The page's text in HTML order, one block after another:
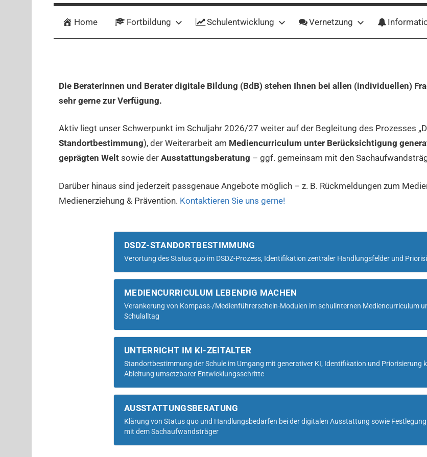
Home Fortbildung Schulentwicklung Vernetzung
Die Beraterinnen und Berater digitale Bildung (BdB) stehen Ihnen bei allen (individuellen)
sehr gerne zur Verfügung.
Aktiv liegt unser Schwerpunkt im Schuljahr 2026/27 weiter auf der Begleitung des Prozesses
Standortbestimmung), der Weiterarbeit am Mediencurriculum unter Berücksichtigung
geprägten Weltsowie der Ausstattungsberatung – ggf. gemeinsam mit den
Darüber hinaus sind jederzeit passgenaue Angebote möglich – z. B. Rückmeldungen zum
Medienerziehung & Prävention. Kontaktieren Sie uns gerne!
DSDZ-STANDORTBESTIMMUNG
Verortung des Status quo im DSDZ-Prozess, Identifikation zentraler Handlungsfelder und
MEDIENCURRICULUM LEBENDIG MACHEN
Verankerung von Kompass-/Medienführerschein-Modulen im schulinternen Mediencurriculum
Schulalltag
UNTERRICHT IM KI-ZEITALTER
Standortbestimmung der Schule im Umgang mit generativer KI, Identifikation und Priorisierung
Ableitung umsetzbarer Entwicklungsschritte
AUSSTATTUNGSBERATUNG
Klärung von Status quo und Handlungsbedarfen bei der digitalen Ausstattung sowie
mit dem Sachaufwandsträger